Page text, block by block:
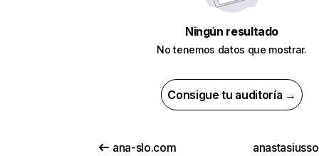
Ningún resultado
No tenemos datos que mostrar.
Consigue tu auditoría →
ana-slo.com